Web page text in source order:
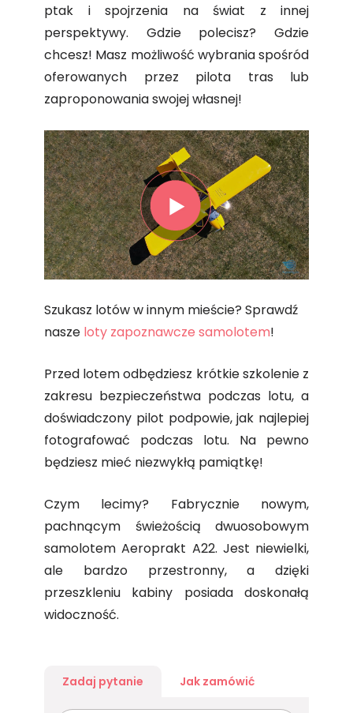
ptak i spojrzenia na świat z innej
perspektywy. Gdzie polecisz? Gdzie
chcesz! Masz możliwość wybrania spośród
oferowanych przez pilota tras lub
zaproponowania swojej własnej!
Szukasz lotów w innym mieście? Sprawdź
nasze loty zapoznawcze samolotem!
Przed lotem odbędziesz krótkie szkolenie z
zakresu bezpieczeństwa podczas lotu, a
doświadczony pilot podpowie, jak najlepiej
fotografować podczas lotu. Na pewno
będziesz mieć niezwykłą pamiątkę!
Czym lecimy? Fabrycznie nowym,
pachnącym świeżością dwuosobowym
samolotem Aeroprakt A22. Jest niewielki,
ale bardzo przestronny, a dzięki
przeszkleniu kabiny posiada doskonałą
widoczność.
Zadaj pytanie Jak zamówić